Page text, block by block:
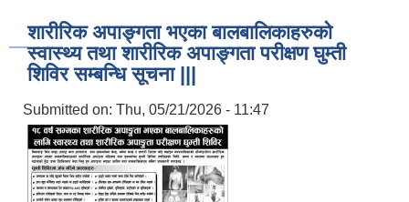
शारीरिक अपाङ्गता भएका बालबालिकाहरुको
स्वास्थ्य तथा शारीरिक अपाङ्गता परीक्षण घुम्ती
शिविर सम्बन्धि सूचना |||
Submitted on: Thu, 05/21/2026 - 11:47